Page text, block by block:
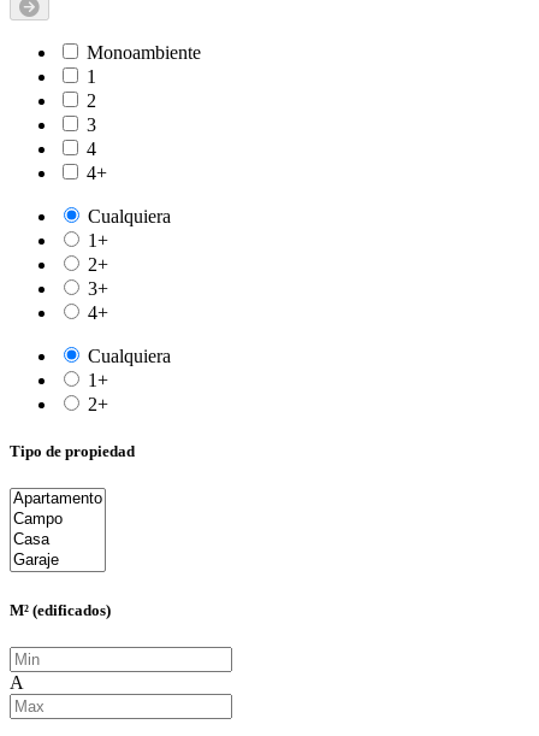
Monoambiente
1
2
3
4
4+
Cualquiera
1+
2+
3+
4+
Cualquiera
1+
2+
Tipo de propiedad
M² (edificados)
A